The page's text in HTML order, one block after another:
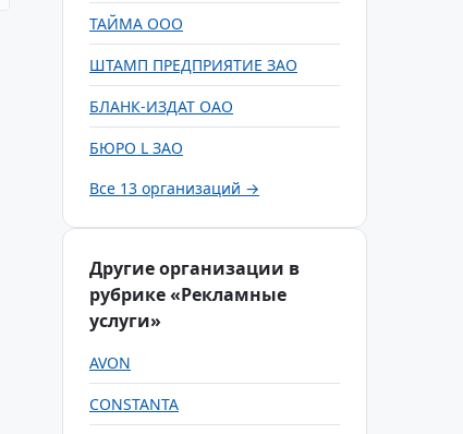
ТАЙМА ООО
ШТАМП ПРЕДПРИЯТИЕ ЗАО
БЛАНК-ИЗДАТ ОАО
БЮРО L ЗАО
Все 13 организаций →
Другие организации в
рубрике «Рекламные
услуги»
AVON
CONSTANTA